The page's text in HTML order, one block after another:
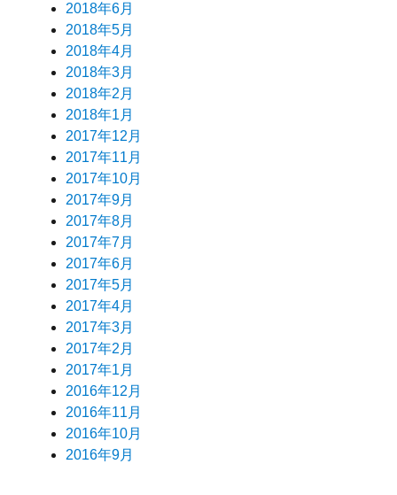
2018年6月
2018年5月
2018年4月
2018年3月
2018年2月
2018年1月
2017年12月
2017年11月
2017年10月
2017年9月
2017年8月
2017年7月
2017年6月
2017年5月
2017年4月
2017年3月
2017年2月
2017年1月
2016年12月
2016年11月
2016年10月
2016年9月